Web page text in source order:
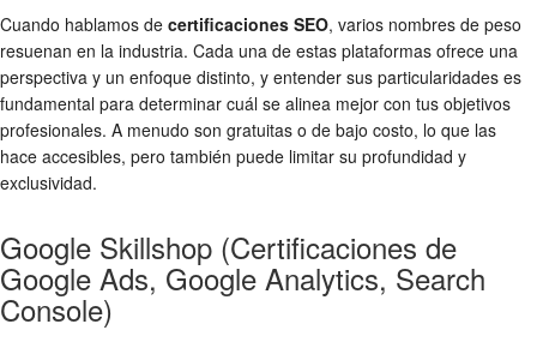
Cuando hablamos de certificaciones SEO, varios nombres de peso
resuenan en la industria. Cada una de estas plataformas ofrece una
perspectiva y un enfoque distinto, y entender sus particularidades es
fundamental para determinar cuál se alinea mejor con tus objetivos
profesionales. A menudo son gratuitas o de bajo costo, lo que las
hace accesibles, pero también puede limitar su profundidad y
exclusividad.
Google Skillshop (Certificaciones de
Google Ads, Google Analytics, Search
Console)